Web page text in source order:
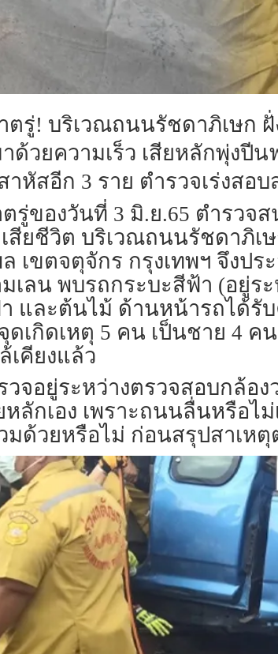
ตรู่! บริเวณถนนรัชดาภิเษก
ด้วยความเร็ว เสียหลักพุ่งปี
หัสอีก 3 ราย ตำรวจเร่งสอ
ตรู่ของวันที่ 3 มิ.ย.65 ตำรว
สียชีวิต บริเวณถนนรัชดาภิเ
เขตจตุจักร กรุงเทพฯ จึงป
เลน พบรถกระบะสีฟ้า (อยู่ร
และต้นไม้ ด้านหน้ารถได้รั
ดเกิดเหตุ 5 คน เป็นชาย 4
เคียงแล้ว
วจอยู่ระหว่างตรวจสอบกล้อ
หลักเอง เพราะถนนลื่นหรือ
ด้วยหรือไม่ ก่อนสรุปสาเหตุ